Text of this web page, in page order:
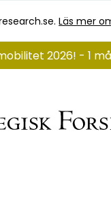
Läs mer
2026! - 1